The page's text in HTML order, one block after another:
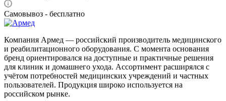
Самовывоз - бесплатно
Компания Армед — российский производитель медицинского
и реабилитационного оборудования. С момента основания
бренд ориентировался на доступные и практичные решения
для клиник и домашнего ухода. Ассортимент расширялся с
учётом потребностей медицинских учреждений и частных
пользователей. Продукция широко используется на
российском рынке.